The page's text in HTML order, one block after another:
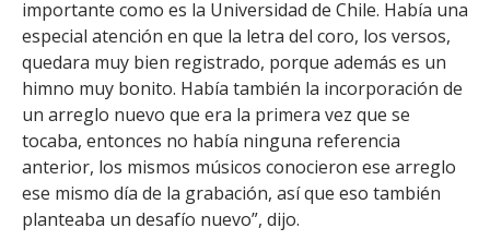
importante como es la Universidad de Chile. Había una
especial atención en que la letra del coro, los versos,
quedara muy bien registrado, porque además es un
himno muy bonito. Había también la incorporación de
un arreglo nuevo que era la primera vez que se
tocaba, entonces no había ninguna referencia
anterior, los mismos músicos conocieron ese arreglo
ese mismo día de la grabación, así que eso también
planteaba un desafío nuevo”, dijo.